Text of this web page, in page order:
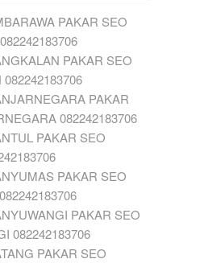
PAKAR SEO
PAKAR SEO
PAKAR
082242183706
PAKAR SEO
PAKAR SEO
PAKAR SEO
082242183706
PAKAR SEO